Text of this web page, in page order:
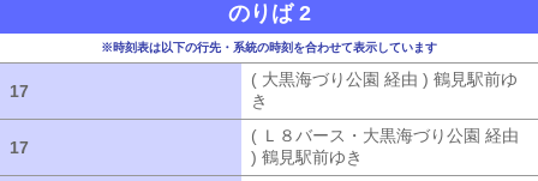
のりば 2
※時刻表は以下の行先・系統の時刻を合わせて表示しています
17
( 大黒海づり公園 経由 ) 鶴見駅前ゆ
き
17
( Ｌ８バース・大黒海づり公園 経由
) 鶴見駅前ゆき